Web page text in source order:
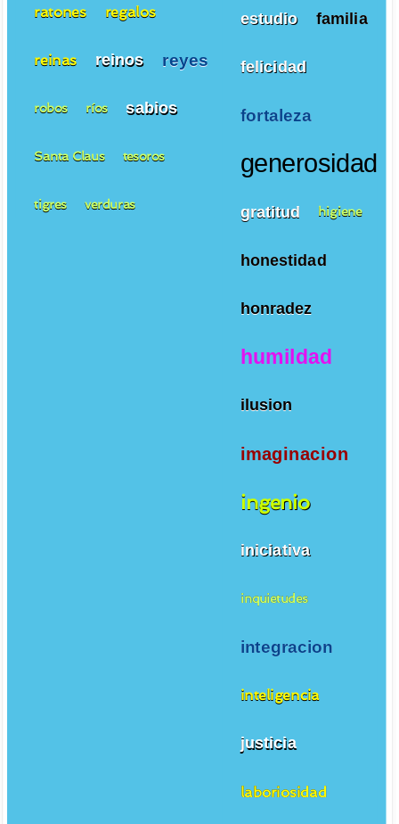
estudio familia
felicidad
fortaleza
generosidad
gratitud higiene
honestidad
honradez
humildad
ilusion
imaginacion
ingenio
iniciativa
inquietudes
integracion
inteligencia
justicia
laboriosidad
ratones regalos
reinas reinos reyes
robos ríos sabios
Santa Claus tesoros
tigres verduras